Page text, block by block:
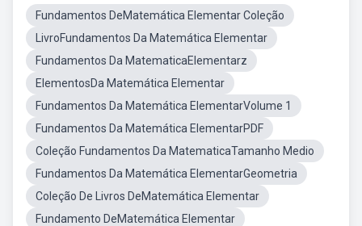
Fundamentos DeMatemática Elementar Coleção
LivroFundamentos Da Matemática Elementar
Fundamentos Da MatematicaElementarz
ElementosDa Matemática Elementar
Fundamentos Da Matemática ElementarVolume 1
Fundamentos Da Matemática ElementarPDF
Coleção Fundamentos Da MatematicaTamanho Medio
Fundamentos Da Matemática ElementarGeometria
Coleção De Livros DeMatemática Elementar
Fundamento DeMatemática Elementar